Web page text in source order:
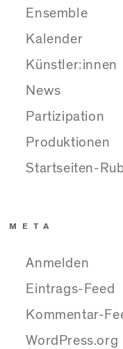
Ensemble
Kalender
Künstler:innen
News
Partizipation
Produktionen
Startseiten-
META
Anmelden
Eintrags-Feed
Kommentar-
WordPress.org